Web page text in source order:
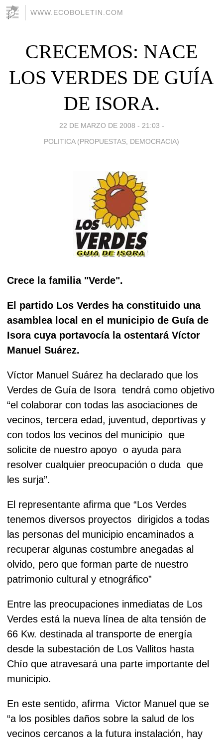
WWW.ECOBOLETIN.COM
CRECEMOS: NACE
LOS VERDES DE GUÍA
DE ISORA.
22 DE MARZO DE 2008 - 21:03 -
POLITICA (PROPUESTAS, DEMOCRACIA)
Crece la familia "Verde".
El partido Los Verdes ha constituido una
asamblea local en el municipio de Guía de
Isora cuya portavocía la ostentará Víctor
Manuel Suárez.
Víctor Manuel Suárez ha declarado que los
Verdes de Guía de Isora tendrá como objetivo
“el colaborar con todas las asociaciones de
vecinos, tercera edad, juventud, deportivas y
con todos los vecinos del municipio que
solicite de nuestro apoyo o ayuda para
resolver cualquier preocupación o duda que
les surja”.
El representante afirma que “Los Verdes
tenemos diversos proyectos dirigidos a todas
las personas del municipio encaminados a
recuperar algunas costumbre anegadas al
olvido, pero que forman parte de nuestro
patrimonio cultural y etnográfico”
Entre las preocupaciones inmediatas de Los
Verdes está la nueva línea de alta tensión de
66 Kw. destinada al transporte de energía
desde la subestación de Los Vallitos hasta
Chío que atravesará una parte importante del
municipio.
En este sentido, afirma Victor Manuel que se
“a los posibles daños sobre la salud de los
vecinos cercanos a la futura instalación, hay